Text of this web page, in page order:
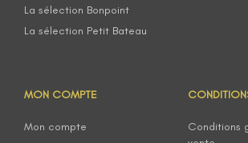
La sélection Bonpoint
La sélection Petit Bateau
MON COMPTE
Mon compte
Conditions